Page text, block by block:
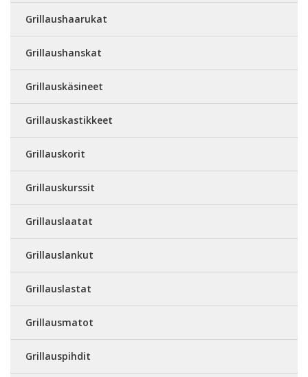
Grillaushaarukat
Grillaushanskat
Grillauskäsineet
Grillauskastikkeet
Grillauskorit
Grillauskurssit
Grillauslaatat
Grillauslankut
Grillauslastat
Grillausmatot
Grillauspihdit